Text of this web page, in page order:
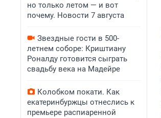
но только летом — и вот
почему. Новости 7 августа
Звездные гости в 500-
летнем соборе: Криштиану
Роналду готовится сыграть
свадьбу века на Мадейре
Колобком покати. Как
екатеринбуржцы отнеслись к
премьере распиаренной